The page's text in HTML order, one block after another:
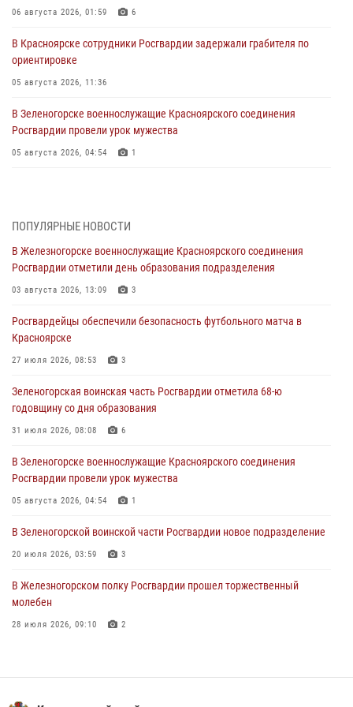
06 августа 2026, 01:59 6
В Красноярске сотрудники Росгвардии задержали грабителя по
ориентировке
05 августа 2026, 11:36
В Зеленогорске военнослужащие Красноярского соединения
Росгвардии провели урок мужества
05 августа 2026, 04:54 1
05 августа 2026, 04:52 1
В Красноярске сотрудники вневедомственной охраны Росгвардии
задержали подозреваемого в серии краж из гипермаркета
04 августа 2026, 09:57
Сотрудники Росгвардии обеспечили общественный порядок во
время проведения экстремального заплыва в Дудинке
04 августа 2026, 08:36
В Красноярске сотрудники Росгвардии задержали подозреваемого
в серии краж из супермаркета
04 августа 2026, 06:50
Военнослужащие Красноярского соединения Росгвардии
познакомили отдыхающих детей с тонкостями РХБ защиты
03 августа 2026, 13:12 2
ПОПУЛЯРНЫЕ НОВОСТИ
В Железногорске военнослужащие Красноярского соединения
Росгвардии отметили день образования подразделения
03 августа 2026, 13:09 3
Росгвардейцы обеспечили безопасность футбольного матча в
Красноярске
27 июля 2026, 08:53 3
Зеленогорская воинская часть Росгвардии отметила 68-ю
годовщину со дня образования
31 июля 2026, 08:08 6
В Зеленогорске военнослужащие Красноярского соединения
Росгвардии провели урок мужества
05 августа 2026, 04:54 1
В Зеленогорской воинской части Росгвардии новое подразделение
20 июля 2026, 03:59 3
В Железногорском полку Росгвардии прошел торжественный
молебен
28 июля 2026, 09:10 2
10 июля 2026, 06:18 4